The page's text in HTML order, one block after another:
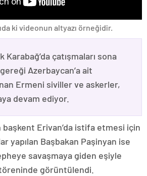
ki videonun altyazı örneğidir.
Karabağ’da çatışmaları sona
Azerbaycan’a ait
Ermeni siviller ve askerler,
devam ediyor.
başkent Erivan’da istifa etmesi için
yapılan Başbakan Paşinyan ise
savaşmaya giden eşiyle
görüntülendi.